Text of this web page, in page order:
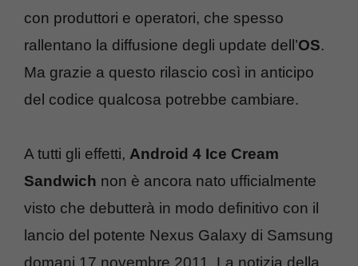
con produttori e operatori, che spesso
rallentano la diffusione degli update dell’OS.
Ma grazie a questo rilascio così in anticipo
del codice qualcosa potrebbe cambiare.
A tutti gli effetti, Android 4 Ice Cream
Sandwich non è ancora nato ufficialmente
visto che debutterà in modo definitivo con il
lancio del potente Nexus Galaxy di Samsung
domani 17 novembre 2011. La notizia della